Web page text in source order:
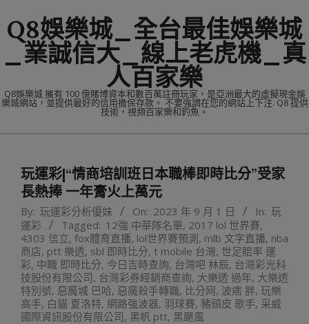
to
content
Q8娛樂城_全台最佳娛樂城
_業誠信大_線上老虎機_真
人百家樂
Q8娛樂城 擁有 100 億賭博資本和數百萬註冊玩家，是亞洲最大的虛擬現金娛
樂城網站，並提供最好的信用擔保存款。 不要強調在您的網站上下注. Q8 提供
技術，視頻百家樂和釣魚。
Menu玩運彩|“情商培訓班日本職棒即時比分”受家
長熱捧 一年膏火上萬元
By: 玩運彩分析優妹 On: 2023 年 9 月 1 日 In: 玩
運彩
Tagged: 12強 中華隊名單, 2017 lol 世界賽,
4303 信立, fox體育直播, lol世界賽預測 , mlb 文字直播, nba
商店, ptt 樂透, sbl 即時比分, t mobile 台灣, 世足賠率 運
彩, 中職 即時比分, 今日吉時查詢, 台灣吧 林辰, 台灣彩光科
技股份有限公司, 台灣彩券經銷商查詢, 大樂透 過年, 大樂透
特別號, 惡魔城 巴哈, 惡魔殺手轉職, 比分网, 波痞 胖, 玩樂
高手, 白貓 夏洛特, 網路強波器, 羽球賽, 豬頭皮 歌手, 采威
國際資訊股份有限公司, 黑帆 ptt, 黑颶風